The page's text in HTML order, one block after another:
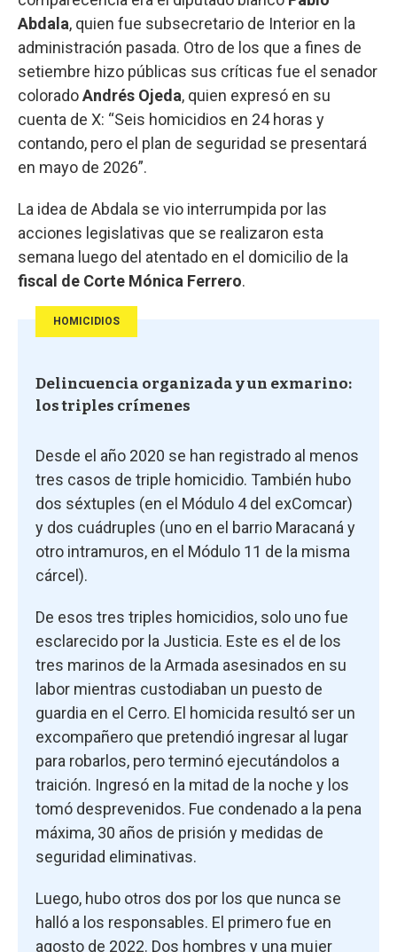
Abdala, quien fue subsecretario de Interior en la
administración pasada. Otro de los que a fines de
setiembre hizo públicas sus críticas fue el senador
coloradoAndrés Ojeda, quien expresó en su
cuenta de X: “Seis homicidios en 24 horas y
contando, pero el plan de seguridad se presentará
en mayo de 2026”.
La idea de Abdala se vio interrumpida por las
acciones legislativas que se realizaron esta
semana luego del atentado en el domicilio de la
fiscal de Corte Mónica Ferrero.
HOMICIDIOS
Delincuencia organizada y un exmarino:
los triples crímenes
Desde el año 2020 se han registrado al menos
tres casos de triple homicidio. También hubo
dos séxtuples (en el Módulo 4 del exComcar)
y dos cuádruples (uno en el barrio Maracaná y
otro intramuros, en el Módulo 11 de la misma
cárcel).
De esos tres triples homicidios, solo uno fue
esclarecido por la Justicia. Este es el de los
tres marinos de la Armada asesinados en su
labor mientras custodiaban un puesto de
guardia en el Cerro. El homicida resultó ser un
excompañero que pretendió ingresar al lugar
para robarlos, pero terminó ejecutándolos a
traición. Ingresó en la mitad de la noche y los
tomó desprevenidos. Fue condenado a la pena
máxima, 30 años de prisión y medidas de
seguridad eliminativas.
Luego, hubo otros dos por los que nunca se
halló a los responsables. El primero fue en
agosto de 2022. Dos hombres y una mujer